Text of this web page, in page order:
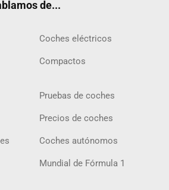
de...
Coches eléctricos
Compactos
Pruebas de coches
Precios de coches
Coches autónomos
Mundial de Fórmula 1